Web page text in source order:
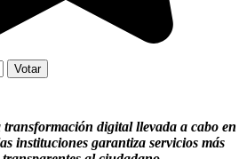
transformación digital llevada a cabo en
instituciones garantiza servicios más